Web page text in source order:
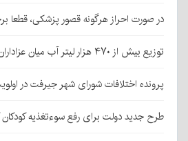
در صورت احراز هرگونه قصور پزشکی، قطعا
توزیع بیش از ۴۷۰ هزار لیتر آب میان عزاداران جامانده اربعین در کرمان
پرونده اختلافات شورای شهر جیرفت در
طرح جدید دولت برای رفع سوءتغذیه کودکان